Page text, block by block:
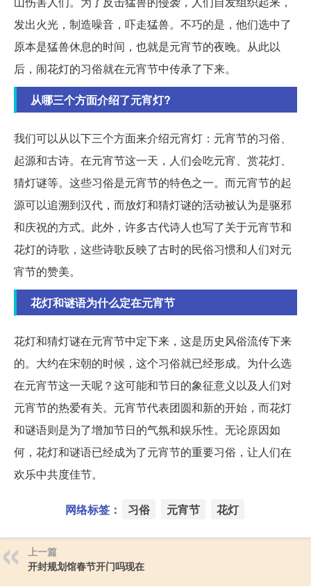
发出火光，制造噪音，吓走猛兽。不巧的是，他们选中了
原本是猛兽休息的时间，也就是元宵节的夜晚。从此以
后，闹花灯的习俗就在元宵节中传承了下来。
从哪三个方面介绍了元宵灯?
我们可以从以下三个方面来介绍元宵灯：元宵节的习俗、
起源和古诗。在元宵节这一天，人们会吃元宵、赏花灯、
猜灯谜等。这些习俗是元宵节的特色之一。而元宵节的起
源可以追溯到汉代，而放灯和猜灯谜的活动被认为是驱邪
和庆祝的方式。此外，许多古代诗人也写了关于元宵节和
花灯的诗歌，这些诗歌反映了古时的民俗习惯和人们对元
宵节的赞美。
花灯和谜语为什么定在元宵节
花灯和猜灯谜在元宵节中定下来，这是历史风俗流传下来
的。大约在宋朝的时候，这个习俗就已经形成。为什么选
在元宵节这一天呢？这可能和节日的象征意义以及人们对
元宵节的热爱有关。元宵节代表团圆和新的开始，而花灯
和谜语则是为了增加节日的气氛和娱乐性。无论原因如
何，花灯和谜语已经成为了元宵节的重要习俗，让人们在
欢乐中共度佳节。
网络标签： 习俗 元宵节 花灯
上一篇
开封规划馆春节开门吗现在